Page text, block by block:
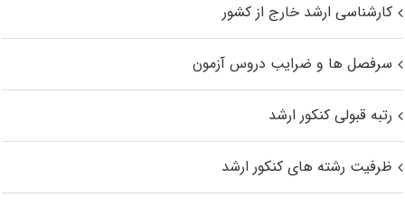
کارشناسی ارشد خارج از کشور
سرفصل ها و ضرایب دروس آزمون
رتبه قبولی کنکور ارشد
ظرفیت رشته های کنکور ارشد